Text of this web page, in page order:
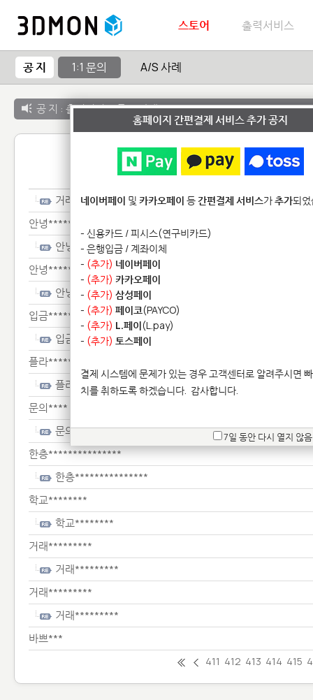
스토어 출력서비스
공 지 1:1 문의 A/S 사례
공 지 : 출력서비스 종료 안내
1:1 문
거래***
안녕********************************
안녕********************************
안녕************
안녕************
입금*******
입금*******
플라**********
플라**********
문의****
문의****
한층***************
한층***************
학교********
학교********
거래*********
거래*********
거래*********
거래*********
바쁘***
411 412 413 414 415
홈페이지 간편결제 서비스 추가 공지
네이버페이 및 카카오페이 등간편결제 서비스가추가되
- 신용카드 / 피시스(연구비카드)
- 은행입금 / 계좌이체
- (추가) 네이버페이
- (추가) 카카오페이
- (추가) 삼성페이
- (추가) 페이코(PAYCO)
- (추가) L.페이(L.pay)
- (추가) 토스페이
결제 시스템에 문제가 있는 경우 고객센터로 알려주시면
치를 취하도록 하겠습니다. 감사합니다.
7일 동안 다시 열지 않음